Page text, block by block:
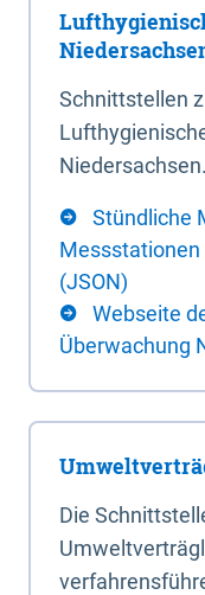
Schnittstellen
Niedersachsen.
Stündliche
Messstationen
(JSON)
Webseite
Überwachung
Die